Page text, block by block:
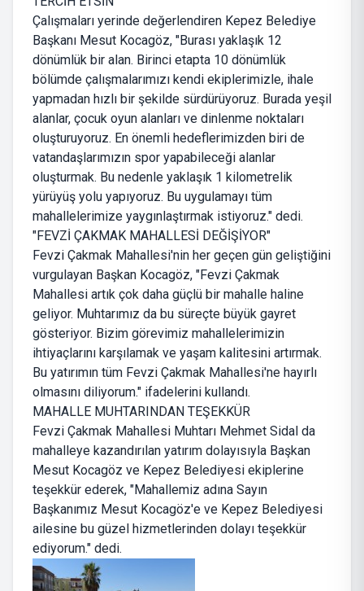
Çalışmaları yerinde değerlendiren Kepez Belediye
Başkanı Mesut Kocagöz, "Burası yaklaşık 12
dönümlük bir alan. Birinci etapta 10 dönümlük
bölümde çalışmalarımızı kendi ekiplerimizle, ihale
yapmadan hızlı bir şekilde sürdürüyoruz. Burada yeşil
alanlar, çocuk oyun alanları ve dinlenme noktaları
oluşturuyoruz. En önemli hedeflerimizden biri de
vatandaşlarımızın spor yapabileceği alanlar
oluşturmak. Bu nedenle yaklaşık 1 kilometrelik
yürüyüş yolu yapıyoruz. Bu uygulamayı tüm
mahallelerimize yaygınlaştırmak istiyoruz." dedi.
"FEVZİ ÇAKMAK MAHALLESİ DEĞİŞİYOR"
Fevzi Çakmak Mahallesi'nin her geçen gün geliştiğini
vurgulayan Başkan Kocagöz, "Fevzi Çakmak
Mahallesi artık çok daha güçlü bir mahalle haline
geliyor. Muhtarımız da bu süreçte büyük gayret
gösteriyor. Bizim görevimiz mahallelerimizin
ihtiyaçlarını karşılamak ve yaşam kalitesini artırmak.
Bu yatırımın tüm Fevzi Çakmak Mahallesi'ne hayırlı
olmasını diliyorum." ifadelerini kullandı.
MAHALLE MUHTARINDAN TEŞEKKÜR
Fevzi Çakmak Mahallesi Muhtarı Mehmet Sidal da
mahalleye kazandırılan yatırım dolayısıyla Başkan
Mesut Kocagöz ve Kepez Belediyesi ekiplerine
teşekkür ederek, "Mahallemiz adına Sayın
Başkanımız Mesut Kocagöz'e ve Kepez Belediyesi
ailesine bu güzel hizmetlerinden dolayı teşekkür
ediyorum." dedi.